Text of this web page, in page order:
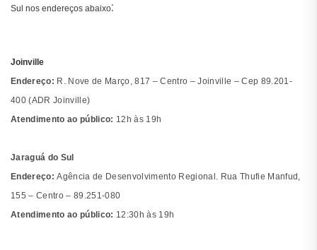
Sul nos endereços abaixo:
Joinville
Endereço: R. Nove de Março, 817 – Centro –Joinville – Cep 89.201-
400 (ADR Joinville)
Atendimento ao público: 12h às 19h
Jaraguá do Sul
Endereço:Agência de Desenvolvimento Regional. Rua Thufie Manfud,
155 – Centro – 89.251-080
Atendimento ao público: 12:30h às 19h